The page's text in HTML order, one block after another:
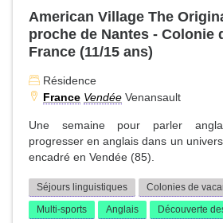
American Village The
proche de Nantes - Colonie
France (11/15 ans)
Résidence
France Vendée Venansault
Une semaine pour parler
progresser en anglais dans un
encadré en Vendée (85).
Séjours linguistiques
Colonies de
Multi-sports
Anglais
Découverte